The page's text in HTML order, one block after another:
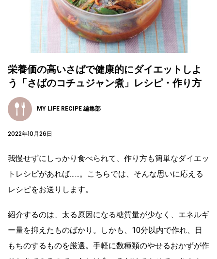
栄養価の高いさばで健康的にダイエットしよ
う「さばのコチュジャン煮」レシピ・作り方
MY LIFE RECIPE 編集部
2022年10月26日
我慢せずにしっかり食べられて、作り方も簡単なダイエッ
トレシピがあれば……。こちらでは、そんな思いに応える
レシピをお送りします。
紹介するのは、太る原因になる糖質量が少なく、エネルギ
ー量を抑えたものばかり。しかも、10分以内で作れ、日
もちのするものを厳選。手軽に数種類のやせるおかずが作